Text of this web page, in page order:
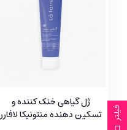
ژل گیاهی خنک کننده و
تسکین دهنده منتونیکا لافارر
فیلتر